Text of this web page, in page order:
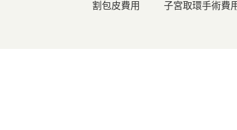
割包皮費用 子宮取環手術費